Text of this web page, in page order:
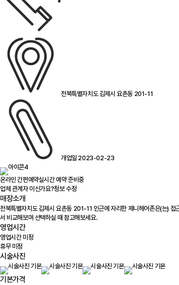
전북특별자치도 김제시 요촌동 201-11
개업일 2023-02-23
온라인 간편예약실시간 예약 준비중
업체 관계자 이신가요?정보 수정
매장소개
전북특별자치도 김제시 요촌동 201-11 인근에 자리한 제니헤어존은(는) 접
서 비교해보며 선택하실 때 참고해보세요.
영업시간
영업시간 미정
휴무 미정
시술사진
기본가격